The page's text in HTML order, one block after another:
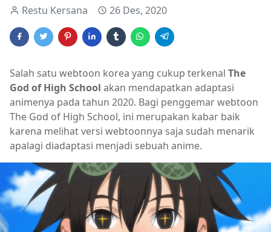
Restu Kersana 26 Des, 2020
Salah satu webtoon korea yang cukup terkenal The
God of High School akan mendapatkan adaptasi
animenya pada tahun 2020. Bagi penggemar webtoon
The God of High School, ini merupakan kabar baik
karena melihat versi webtoonnya saja sudah menarik
apalagi diadaptasi menjadi sebuah anime.